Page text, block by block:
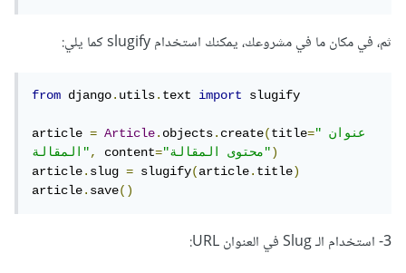
ثم، في مكان ما في مشروعك، يمكنك استخدام slugify كما يلي:
from django.utils.text import slugify
article = Article.objects.create(title="عنوان
المقالة", content= "محتوى المقالة")
article.slug = slugify(article.title)
article.save()
3- استخدام الـ Slug في العنوان URL: